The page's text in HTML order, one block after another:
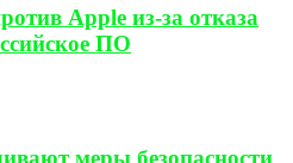
Apple из-за отказа
ПО
меры безопасности